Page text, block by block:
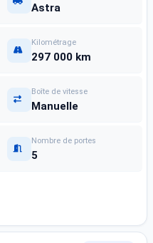
Astra
Kilométrage
297 000 km
Boîte de vitesse
Manuelle
Nombre de portes
5